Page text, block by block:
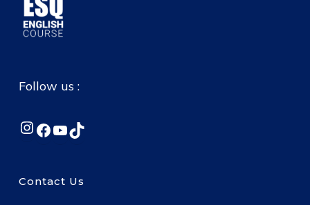
Follow us :
Instagram
Facebook
YouTube
TikTok
Contact Us